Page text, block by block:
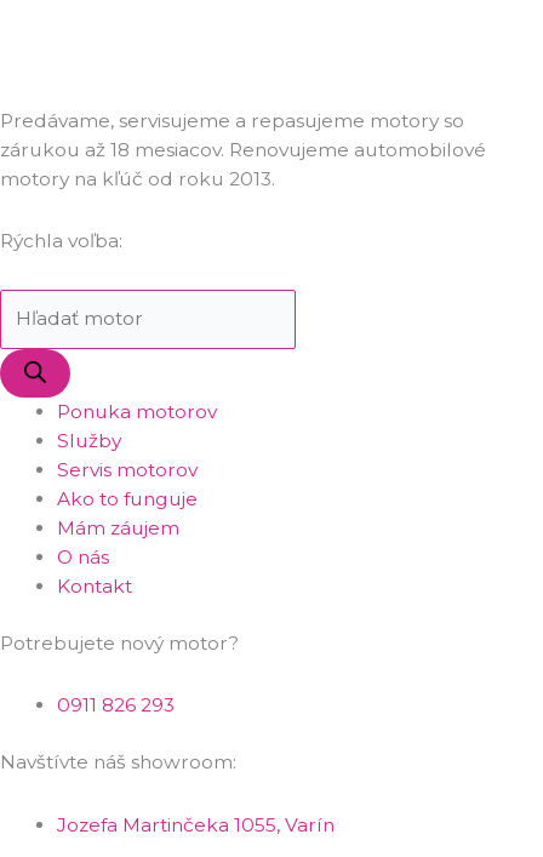
Predávame, servisujeme a repasujeme motory so
zárukou až 18 mesiacov. Renovujeme automobilové
motory na kľúč od roku 2013.
Rýchla voľba:
Ponuka motorov
Služby
Servis motorov
Ako to funguje
Mám záujem
O nás
Kontakt
Potrebujete nový motor?
0911 826 293
Navštívte náš showroom:
Jozefa Martinčeka 1055, Varín